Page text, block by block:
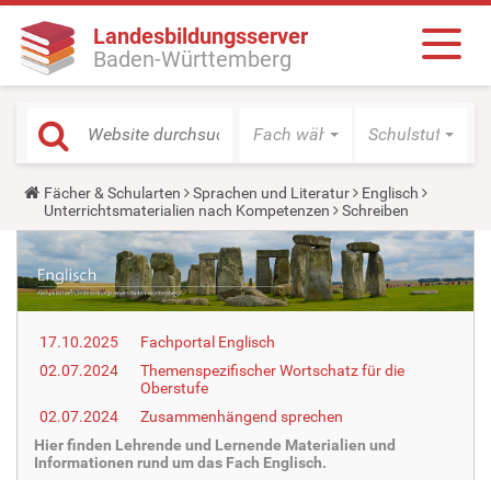
Landesbildungsserver
Baden-Württemberg
Fach wählen Schulstufe
Y
o
u
r
e
h
e
e
:
Fächer & Schularten Sprachen und Literatur
Englisch
Unterrichtsmaterialien nach Kompetenzen
Schreiben
17.10.2025
Fachportal Englisch
02.07.2024
Themenspezifischer Wortschatz für die
Oberstufe
02.07.2024
Zusammenhängend sprechen
Hier finden Lehrende und Lernende Materialien und
Informationen rund um das Fach Englisch.